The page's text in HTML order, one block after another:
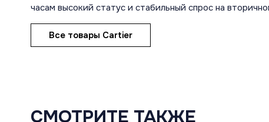
часам высокий статус и стабильный спрос на
Все товары Cartier
СМОТРИТЕ ТАКЖЕ